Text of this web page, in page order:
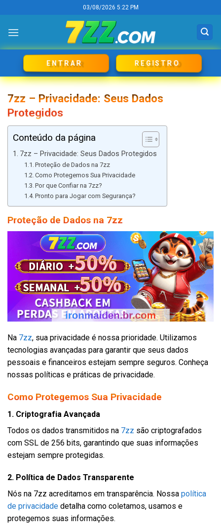
content
03/08/2026 5:22 PM
ENTRAR REGISTRO
7zz – Privacidade: Seus Dados
Protegidos
Conteúdo da página
7zz – Privacidade: Seus Dados Protegidos
Proteção de Dados na 7zz
Como Protegemos Sua Privacidade
Por que Confiar na 7zz?
Pronto para Jogar com Segurança?
Proteção de Dados na 7zz
Na 7zz, sua privacidade é nossa prioridade. Utilizamos
tecnologias avançadas para garantir que seus dados
pessoais e financeiros estejam sempre seguros. Conheça
nossas políticas e práticas de privacidade.
Como Protegemos Sua Privacidade
1. Criptografia Avançada
Todos os dados transmitidos na 7zz são criptografados
com SSL de 256 bits, garantindo que suas informações
estejam sempre protegidas.
2. Política de Dados Transparente
Nós na 7zz acreditamos em transparência. Nossa política
de privacidade detalha como coletamos, usamos e
protegemos suas informações.